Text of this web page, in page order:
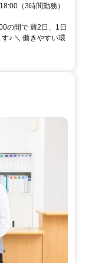
（3時間勤務）
の間で 週2日、1日
♪ ＼ 働きやすい環